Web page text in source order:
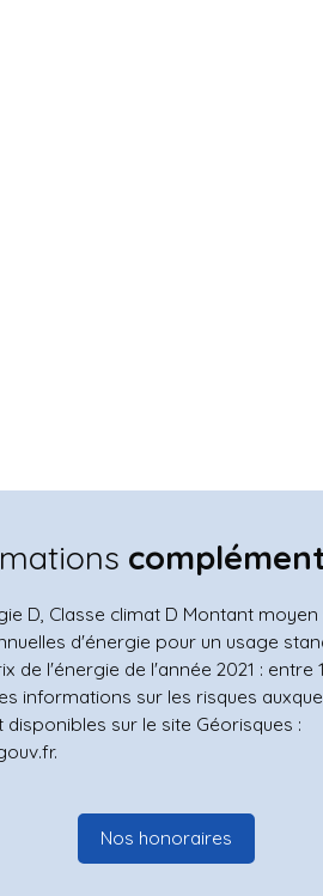
D, Classe climat D Montant
d'énergie pour un usage
de l'énergie de l'année 2021 : entre
informations sur les risques
sur le site Géorisques :
Nos honoraires